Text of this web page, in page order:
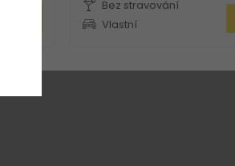
Bez stravování
Vlastní